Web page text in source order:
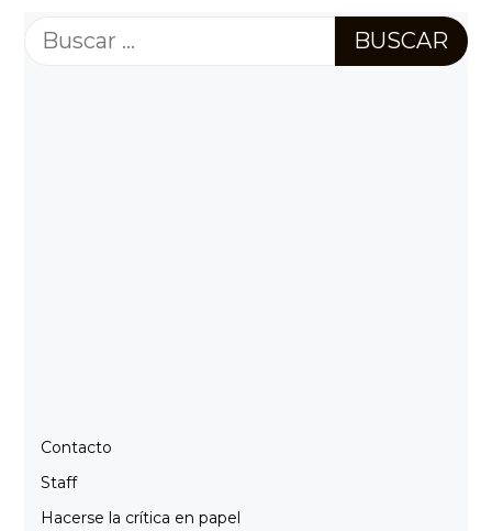
Buscar:
Contacto
Staff
Hacerse la crítica en papel